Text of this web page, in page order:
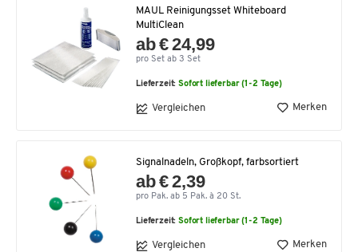
MAUL Reinigungsset Whiteboard
MultiClean
ab € 24,99
pro Set ab 3 Set
Lieferzeit:Sofort lieferbar (1-2 Tage)
Vergleichen Merken
Signalnadeln, Großkopf, farbsortiert
ab € 2,39
pro Pak. ab 5 Pak. à 20 St.
Lieferzeit:Sofort lieferbar (1-2 Tage)
Vergleichen Merken